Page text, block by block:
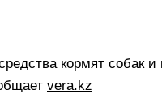
кормят собак
vera.kz